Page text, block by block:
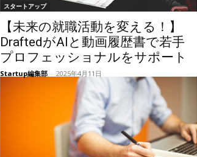
スタートアップ
【未来の就職活動を変える！】
DraftedがAIと動画履歴書で若手
プロフェッショナルをサポート
Startup編集部 - 2025年4月11日